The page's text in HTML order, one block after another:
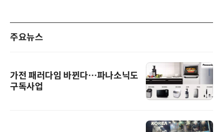
주요뉴스
가전 패러다임 바뀐다…파나소닉도
구독사업